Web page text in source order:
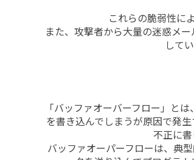
これらの脆弱性に
また、攻撃者から大量の迷惑メ
して
「バッファオーバーフロー」と
を書き込んでしまうが原因で発
不正に
バッファオーパーフローは、典